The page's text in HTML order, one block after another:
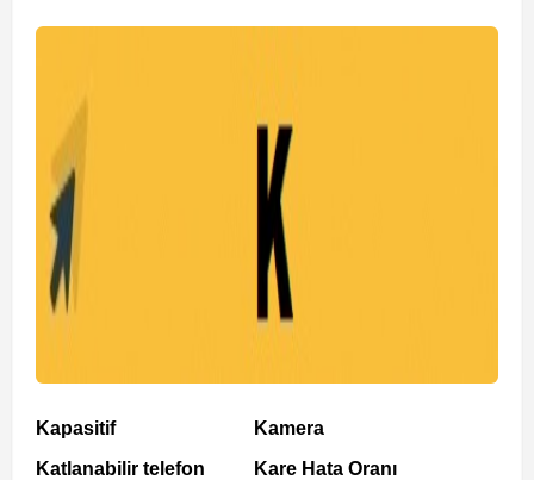
Kapasitif
Katlanabilir telefon
Kamera
Kare Hata Oranı